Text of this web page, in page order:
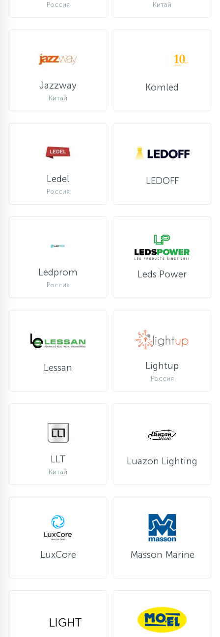
Россия Китай
Jazzway
Китай
Komled
Ledel
Россия
LEDOFF
Ledprom
Россия
Leds Power
Lessan Lightup
Россия
LLT
Китай
Luazon Lighting
LuxCore Masson Marine